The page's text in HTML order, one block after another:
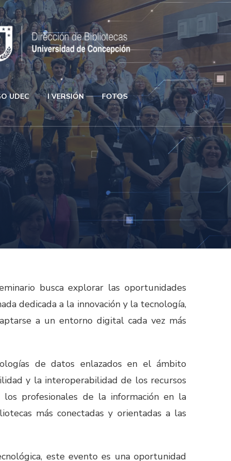
UDEC I VERSIÓN FOTOS
busca explorar las oportunidades
dedicada a la innovación y la tecnología,
a un entorno digital cada vez más
de datos enlazados en el ámbito
y la interoperabilidad de los recursos
los profesionales de la información en la
más conectadas y orientadas a las
este evento es una oportunidad